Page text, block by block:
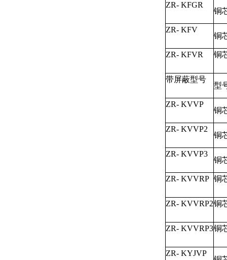
ZR- KFGR
铜
ZR- KFV
铜
ZR- KFVR 铜
带屏蔽型号
ZR- KVVP
铜
ZR- KVVP2
铜
ZR- KVVP3
铜
ZR- KVVRP 铜
ZR- KVVRP2铜
ZR- KVVRP3铜
ZR- KYJVP